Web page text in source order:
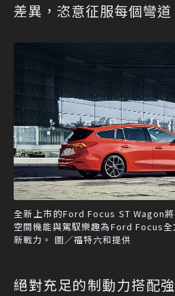
差異，恣意征服每個彎道
全新上市的Ford Focus ST Wagon
空間機能與駕馭樂趣為Ford Focus
新戰力。 圖／福特六和提供
絕對充足的制動力搭配